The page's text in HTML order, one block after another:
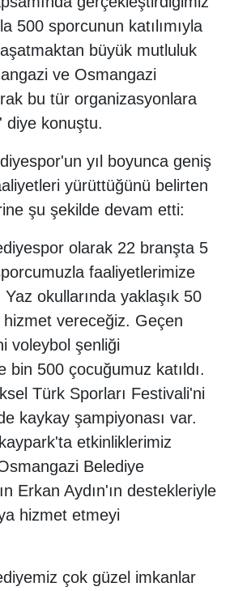
500 sporcunun katılımıyla
büyük mutluluk
ve Osmangazi
bu tür organizasyonlara
diye konuştu.
yıl boyunca geniş
yürüttüğünü belirten
şu şekilde devam etti:
olarak 22 branşta 5
faaliyetlerimize
okullarında yaklaşık 50
vereceğiz. Geçen
voleybol şenliği
bin 500 çocuğumuz katıldı.
Türk Sporları Festivali'ni
kaykay şampiyonası var.
etkinliklerimiz
Belediye
Erkan Aydın'ın destekleriyle
hizmet etmeyi
çok güzel imkanlar